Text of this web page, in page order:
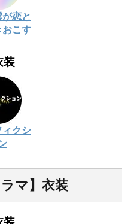
恋と
おこす
装
クシ
マ】衣装